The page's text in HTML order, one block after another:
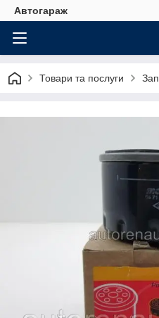
Автогараж
Товари та послуги